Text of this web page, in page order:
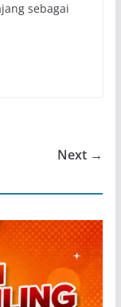
sebagai
Next →